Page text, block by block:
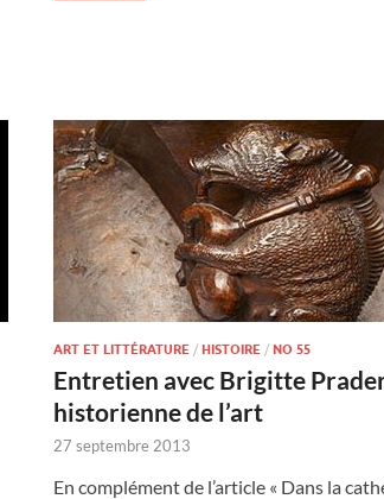
ART ET LITTÉRATURE / HISTOIRE / NO 55
Entretien avec Brigitte
historienne de l’art
27 septembre 2013
En complément de l’article « Dans la